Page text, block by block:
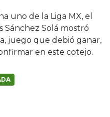
uno de la Liga MX, el
Sánchez Solá mostró
juego que debió ganar,
en este cotejo.